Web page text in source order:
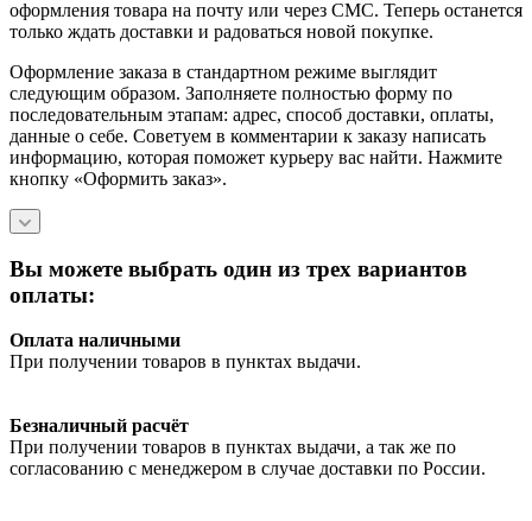
оформления товара на почту или через СМС. Теперь останется
только ждать доставки и радоваться новой покупке.
Оформление заказа в стандартном режиме выглядит
следующим образом. Заполняете полностью форму по
последовательным этапам: адрес, способ доставки, оплаты,
данные о себе. Советуем в комментарии к заказу написать
информацию, которая поможет курьеру вас найти. Нажмите
кнопку «Оформить заказ».
Вы можете выбрать один из трех вариантов
оплаты:
Оплата наличными
При получении товаров в пунктах выдачи.
Безналичный расчёт
При получении товаров в пунктах выдачи, а так же по
согласованию с менеджером в случае доставки по России.